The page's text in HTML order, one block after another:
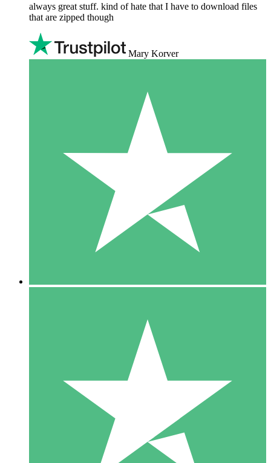
always great stuff. kind of hate that I have to download files
that are zipped though
Mary Korver